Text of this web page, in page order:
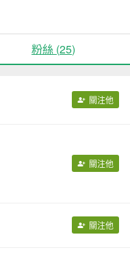
粉絲 (25)
關注他
關注他
關注他